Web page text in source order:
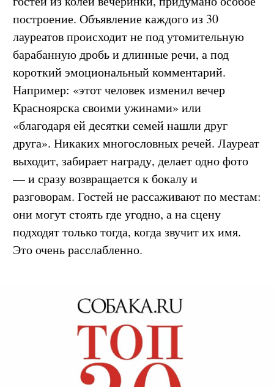
Чтобы церемония вручения не выбивала
гостей из колеи вечеринки, придумано особое
построение. Объявление каждого из 30
лауреатов происходит не под утомительную
барабанную дробь и длинные речи, а под
короткий эмоциональный комментарий.
Например: «этот человек изменил вечер
Красноярска своими ужинами» или
«благодаря ей десятки семей нашли друг
друга». Никаких многословных речей. Лауреат
выходит, забирает награду, делает одно фото
— и сразу возвращается к бокалу и
разговорам. Гостей не рассаживают по местам:
они могут стоять где угодно, а на сцену
подходят только тогда, когда звучит их имя.